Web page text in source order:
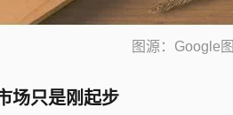
图源：Google
场只是刚起步